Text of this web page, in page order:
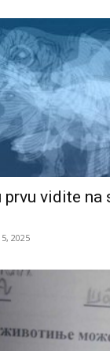
prvu vidite
2025